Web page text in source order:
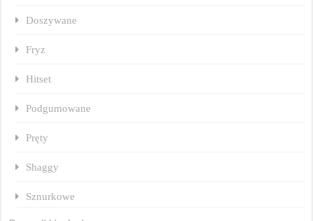
Doszywane
Fryz
Hitset
Podgumowane
Pręty
Shaggy
Sznurkowe